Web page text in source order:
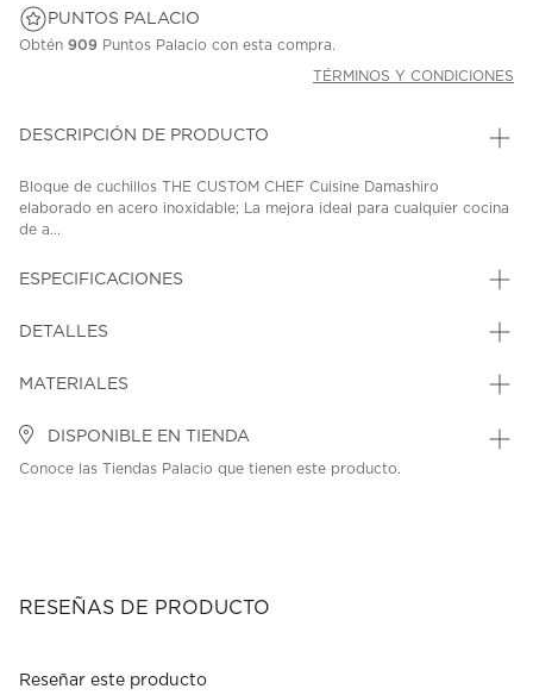
PUNTOS PALACIO
Obtén 909 Puntos Palacio con esta compra.
TÉRMINOS Y CONDICIONES
DESCRIPCIÓN DE PRODUCTO
Bloque de cuchillos THE CUSTOM CHEF Cuisine Damashiro
elaborado en acero inoxidable; La mejora ideal para cualquier cocina
de a...
ESPECIFICACIONES
DETALLES
MATERIALES
DISPONIBLE EN TIENDA
Conoce las Tiendas Palacio que tienen este producto.
RESEÑAS DE PRODUCTO
Reseñar este producto